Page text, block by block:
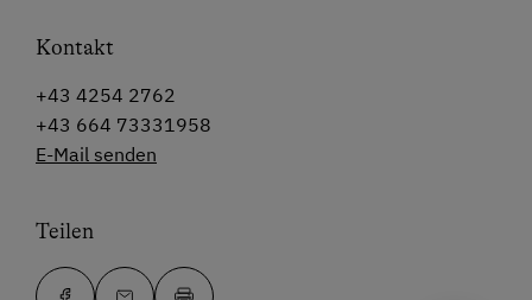
Kontakt
+43 4254 2762
+43 664 73331958
E-Mail senden
Teilen